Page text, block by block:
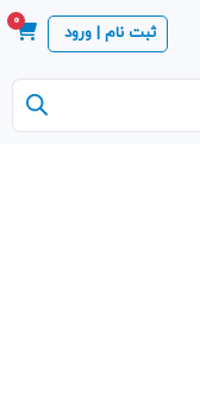
ثبت نام | ورود
0